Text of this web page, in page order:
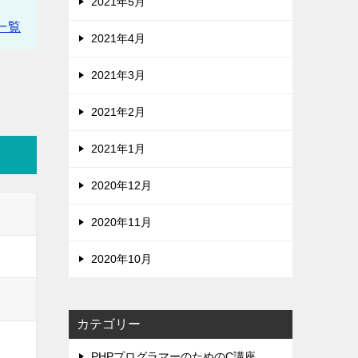
覧
2021年4月
2021年3月
2021年2月
2021年1月
2020年12月
2020年11月
2020年10月
カテゴリー